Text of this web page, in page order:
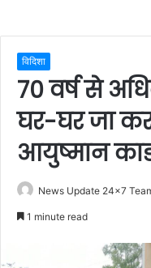
विदिशा
70 वर्ष से
घर-घर जा
आयुष्मान
News Update 24x7
1 minute read